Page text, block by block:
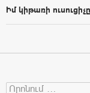
Իմ կիթառի ուսուցիչը
Search for: